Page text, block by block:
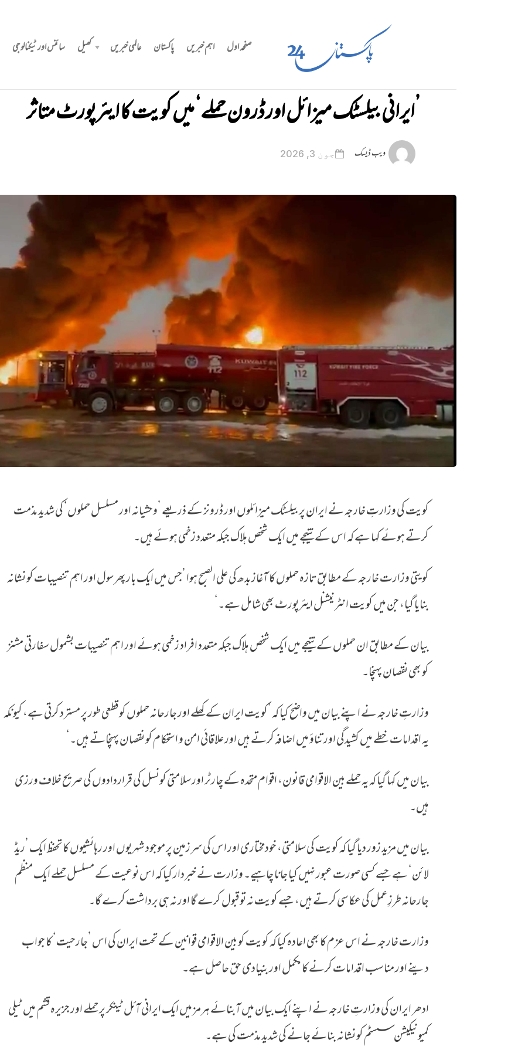
صفحہ اول اہم خبریں پاکستان عالمی خبریں کھیل سائنس اور ٹیکنالوجی
’ایرانی بیلسٹک میزائل اور ڈرون حملے‘ میں‌ کویت کا ایئرپورٹ متاثر
ویب ڈیسک جون 3, 2026
’ایرانی بیلسٹک میزائل اور ڈرون حملے‘ میں‌ کویت کا ایئرپورٹ متاثر
کویت کی وزارتِ خارجہ نے ایران پر بیلسٹک میزائلوں اور ڈرونز کے ذریعے ’وحشیانہ اور مسلسل حملوں‘ کی شدید مذمت
کرتے ہوئے کہا ہے کہ اس کے نتیجے میں ایک شخص ہلاک جبکہ متعدد زخمی ہوئے ہیں۔
کویتی وزارت خارجہ کے مطابق تازہ حملوں کا آغاز بدھ کی علی الصبح ہوا ’جس میں ایک بار پھر سول اور اہم تنصیبات کو نشانہ
بنایا گیا، جن میں کویت انٹرنیشنل ایئرپورٹ بھی شامل ہے۔‘
بیان کے مطابق ان حملوں کے نتیجے میں ایک شخص ہلاک جبکہ متعدد افراد زخمی ہوئے اور اہم تنصیبات بشمول سفارتی مشنز
کو بھی نقصان پہنچا۔
وزارتِ خارجہ نے اپنے بیان میں واضح کیا کہ ’کویت ایران کے کھلے اور جارحانہ حملوں کو قطعی طور پر مسترد کرتی ہے، کیونکہ
یہ اقدامات خطے میں کشیدگی اور تناؤ میں اضافہ کرتے ہیں اور علاقائی امن و استحکام کو نقصان پہنچاتے ہیں۔‘
بیان میں کہا گیا کہ یہ حملے بین الاقوامی قانون، اقوام متحدہ کے چارٹر اور سلامتی کونسل کی قراردادوں کی صریح خلاف ورزی
ہیں۔
بیان میں مزید زور دیا گیا کہ کویت کی سلامتی، خودمختاری اور اس کی سرزمین پر موجود شہریوں اور رہائشیوں کا تحفظ ایک ’ریڈ
لائن‘ ہے جسے کسی صورت عبور نہیں کیا جانا چاہیے۔ وزارت نے خبردار کیا کہ اس نوعیت کے مسلسل حملے ایک منظم
جارحانہ طرزِعمل کی عکاسی کرتے ہیں، جسے کویت نہ تو قبول کرے گا اور نہ ہی برداشت کرے گا۔
وزارت خارجہ نے اس عزم کا بھی اعادہ کیا کہ کویت کو بین الاقوامی قوانین کے تحت ایران کی اس ’جارحیت‘ کا جواب
دینے اور مناسب اقدامات کرنے کا مکمل اور بنیادی حق حاصل ہے۔
ادھر ایران کی وزارتِ خارجہ نے اپنے ایک بیان میں آبنائے ہرمز میں ایک ایرانی آئل ٹینکر پر حملے اور جزیرہ قشم میں ٹیلی
کمیونیکیشن سسٹم کو نشانہ بنائے جانے کی شدید مذمت کی ہے۔